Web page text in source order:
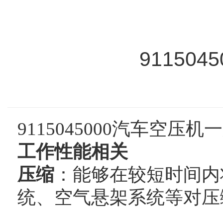
9115045000汽车空压机
工作性能相关
压缩 ：能够在较短时间
统、空气悬架系统等对